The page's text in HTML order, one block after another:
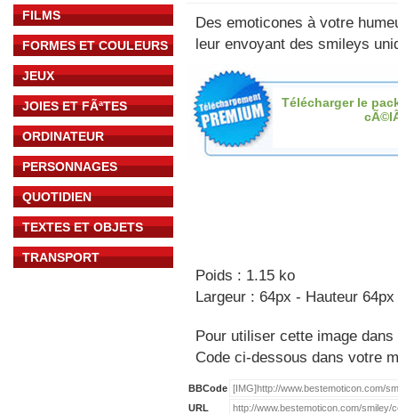
FILMS
FORMES ET COULEURS
JEUX
JOIES ET FÃªTES
ORDINATEUR
PERSONNAGES
QUOTIDIEN
TEXTES ET OBJETS
TRANSPORT
Des emoticones à votre
leur envoyant des smileys
Télécharger le
Poids : 1.15 ko
Largeur : 64px - Hauteur 64px
Pour utiliser cette image
Code ci-dessous dans votre
BBCode
URL